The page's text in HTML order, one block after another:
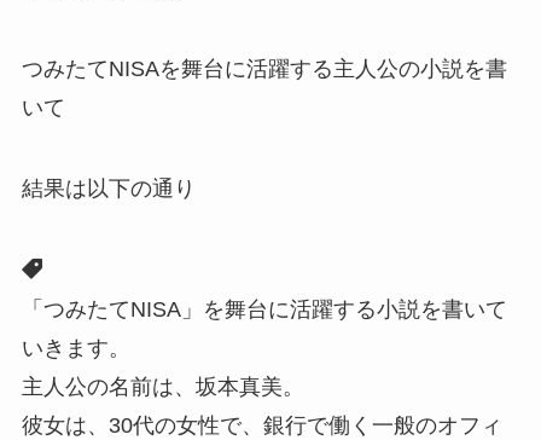
つみたてNISAを舞台に活躍する主人公の小説を書
いて
結果は以下の通り
「つみたてNISA」を舞台に活躍する小説を書いて
いきます。
主人公の名前は、坂本真美。
彼女は、30代の女性で、銀行で働く一般のオフィ